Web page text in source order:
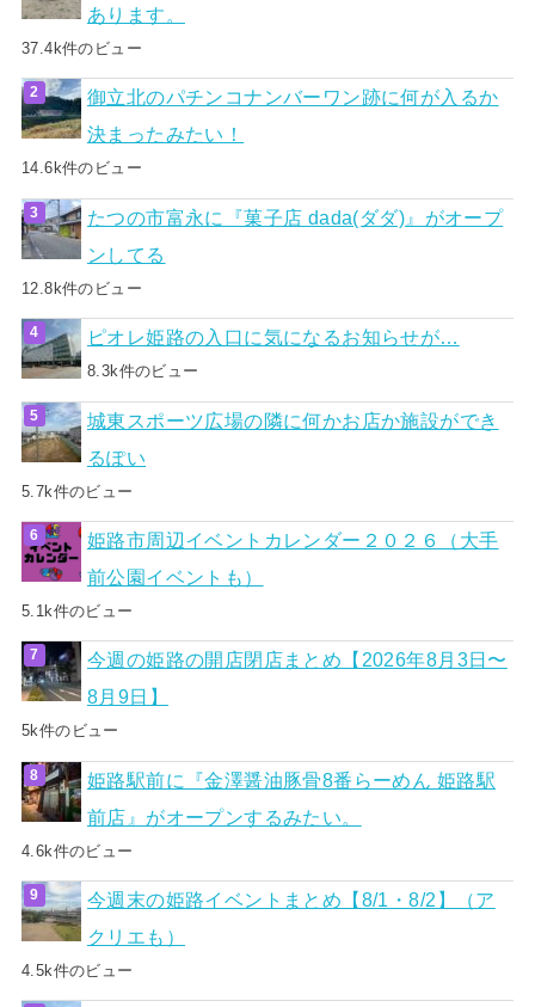
あります。
37.4k件のビュー
御立北のパチンコナンバーワン跡に何が入るか
決まったみたい！
14.6k件のビュー
たつの市富永に『菓子店 dada(ダダ)』がオープ
ンしてる
12.8k件のビュー
ピオレ姫路の入口に気になるお知らせが…
8.3k件のビュー
城東スポーツ広場の隣に何かお店か施設ができ
るぽい
5.7k件のビュー
姫路市周辺イベントカレンダー２０２６（大手
前公園イベントも）
5.1k件のビュー
今週の姫路の開店閉店まとめ【2026年8月3日〜
8月9日】
5k件のビュー
姫路駅前に『金澤醤油豚骨8番らーめん 姫路駅
前店』がオープンするみたい。
4.6k件のビュー
今週末の姫路イベントまとめ【8/1・8/2】（ア
クリエも）
4.5k件のビュー